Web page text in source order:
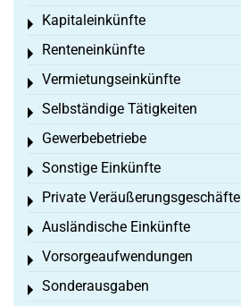
Kapitaleinkünfte
Toggle menu
Renteneinkünfte
Toggle menu
Vermietungseinkünfte
Toggle menu
Selbständige Tätigkeiten
Toggle menu
Gewerbebetriebe
Toggle menu
Sonstige Einkünfte
Toggle menu
Private Veräußerungsgeschäfte
Toggle menu
Ausländische Einkünfte
Toggle menu
Vorsorgeaufwendungen
Toggle menu
Sonderausgaben
Toggle menu